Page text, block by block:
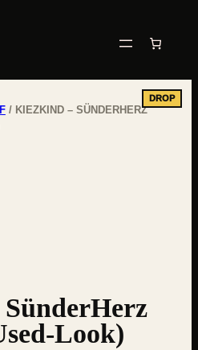
/ KIEZKIND – SÜNDERHERZ
Look)